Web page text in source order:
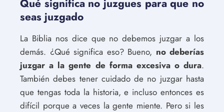
Qué significa no juzgues para que no
seas juzgado
La Biblia nos dice que no debemos juzgar a los
demás. ¿Qué significa eso? Bueno, no deberías
juzgar a la gente de forma excesiva o dura.
También debes tener cuidado de no juzgar hasta
que tengas toda la historia, e incluso entonces es
difícil porque a veces la gente miente. Pero si les